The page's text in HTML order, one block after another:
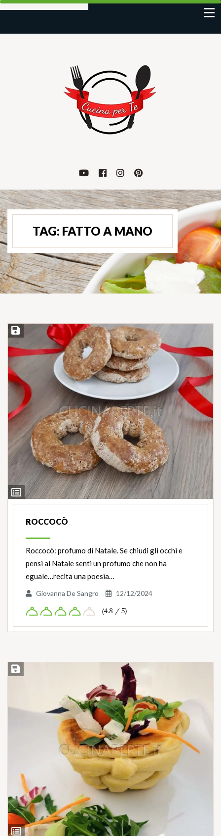
TAG: FATTO A MANO
Ingredienti
Salva ricetta
ROCCOCÒ
Roccocò: profumo di Natale. Se chiudi gli occhi e
pensi al Natale senti un profumo che non ha
eguale…recita una poesia…
Giovanna De Sangro 12/12/2024
(4.8 / 5)
Ingredienti
Salva ricetta